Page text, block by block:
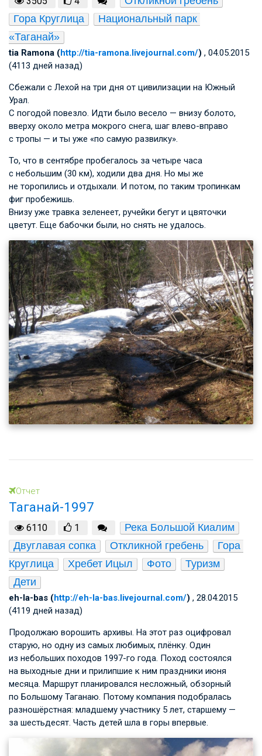
Гора Круглица
Национальный парк
«Таганай»
tia Ramona (http://tia-ramona.livejournal.com/) , 04.05.2015
(4113 дней назад)
Сбежали с Лехой на три дня от цивилизации на Южный
Урал.
С погодой повезло. Идти было весело — внизу болото,
вверху около метра мокрого снега, шаг влево-вправо
с тропы — и ты уже «по самую развилку».
То, что в сентябре пробегалось за четыре часа
с небольшим (30 км), ходили два дня. Но мы же
не торопились и отдыхали. И потом, по таким тропинкам
фиг пробежишь.
Внизу уже травка зеленеет, ручейки бегут и цвяточки
цветут. Еще бабочки были, но снять не удалось.
Отчет
Таганай-1997
6110 1
Река Большой Киалим
Двуглавая сопка
Откликной гребень
Гора
Круглица
Хребет Ицыл Фото
Туризм
Дети
eh-la-bas (http://eh-la-bas.livejournal.com/) , 28.04.2015
(4119 дней назад)
Продолжаю ворошить архивы. На этот раз оцифровал
старую, но одну из самых любимых, плёнку. Один
из небольших походов 1997-го года. Поход состоялся
на выходные дни и прилипшие к ним праздники июня
месяца. Маршрут планировался несложный, обзорный
по Большому Таганаю. Потому компания подобралась
разношёрстная: младшему участнику 5 лет, старшему —
за шестьдесят. Часть детей шла в горы впервые.